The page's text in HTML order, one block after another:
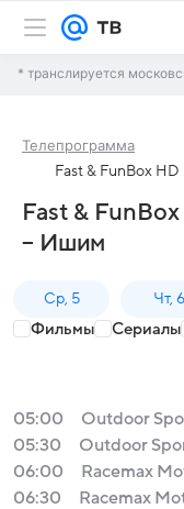
* транслируется
Телепрограмма
Fast & FunBox HD
Fast &
– Ишим
Ср, 5 Чт, 6
Фильмы Сериалы
05:00
Outdoor
05:30
Outdoor
06:00
Racemax
06:30
Racemax